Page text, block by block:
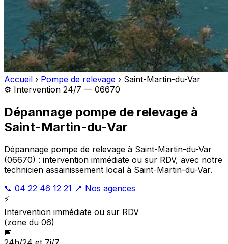
Accueil › Pompe de relevage › Saint-Martin-du-Var
⚙️ Intervention 24/7 — 06670
Dépannage pompe de relevage à
Saint-Martin-du-Var
Dépannage pompe de relevage à Saint-Martin-du-Var
(06670) : intervention immédiate ou sur RDV, avec notre
technicien assainissement local à Saint-Martin-du-Var.
📞 04 22 46 12 21 📍 Nos agences
⚡
Intervention immédiate ou sur RDV
(zone du 06)
📅